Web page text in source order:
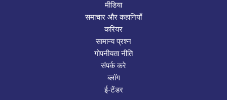
मीडिया
समाचार और कहानियाँ
करियर
सामान्य प्रश्न
गोपनीयता नीति
संपर्क करे
ब्लॉग
ई-टेंडर